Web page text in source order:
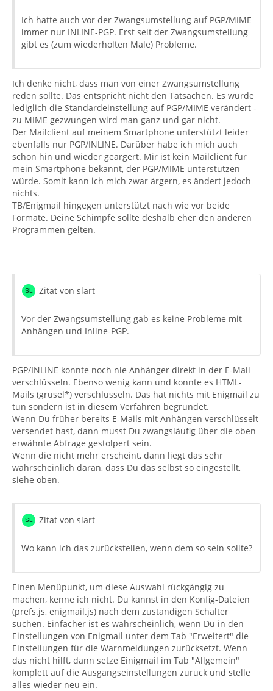
Ich hatte auch vor der Zwangsumstellung auf PGP/MIME
immer nur INLINE-PGP. Erst seit der Zwangsumstellung
gibt es (zum wiederholten Male) Probleme.
Ich denke nicht, dass man von einer Zwangsumstellung
reden sollte. Das entspricht nicht den Tatsachen. Es wurde
lediglich die Standardeinstellung auf PGP/MIME verändert -
zu MIME gezwungen wird man ganz und gar nicht.
Der Mailclient auf meinem Smartphone unterstützt leider
ebenfalls nur PGP/INLINE. Darüber habe ich mich auch
schon hin und wieder geärgert. Mir ist kein Mailclient für
mein Smartphone bekannt, der PGP/MIME unterstützen
würde. Somit kann ich mich zwar ärgern, es ändert jedoch
nichts.
TB/Enigmail hingegen unterstützt nach wie vor beide
Formate. Deine Schimpfe sollte deshalb eher den anderen
Programmen gelten.
Zitat von slart
Vor der Zwangsumstellung gab es keine Probleme mit
Anhängen und Inline-PGP.
PGP/INLINE konnte noch nie Anhänger direkt in der E-Mail
verschlüsseln. Ebenso wenig kann und konnte es HTML-
Mails (grusel*) verschlüsseln. Das hat nichts mit Enigmail zu
tun sondern ist in diesem Verfahren begründet.
Wenn Du früher bereits E-Mails mit Anhängen verschlüsselt
versendet hast, dann musst Du zwangsläufig über die oben
erwähnte Abfrage gestolpert sein.
Wenn die nicht mehr erscheint, dann liegt das sehr
wahrscheinlich daran, dass Du das selbst so eingestellt,
siehe oben.
Zitat von slart
Wo kann ich das zurückstellen, wenn dem so sein sollte?
Einen Menüpunkt, um diese Auswahl rückgängig zu
machen, kenne ich nicht. Du kannst in den Konfig-Dateien
(prefs.js, enigmail.js) nach dem zuständigen Schalter
suchen. Einfacher ist es wahrscheinlich, wenn Du in den
Einstellungen von Enigmail unter dem Tab "Erweitert" die
Einstellungen für die Warnmeldungen zurücksetzt. Wenn
das nicht hilft, dann setze Einigmail im Tab "Allgemein"
komplett auf die Ausgangseinstellungen zurück und stelle
alles wieder neu ein.